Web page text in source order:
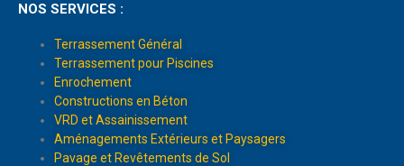
NOS SERVICES :
Terrassement Général
Terrassement pour Piscines
Enrochement
Constructions en Béton
VRD et Assainissement
Aménagements Extérieurs et Paysagers
Pavage et Revêtements de Sol